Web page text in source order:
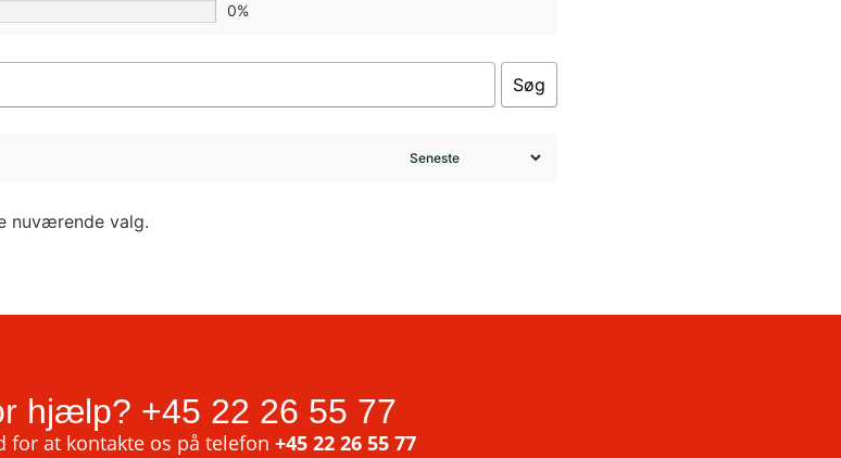
0%
Søg
nuværende valg.
hjælp? +45 22 26 55 77
for at kontakte os på telefon +45 22 26 55 77